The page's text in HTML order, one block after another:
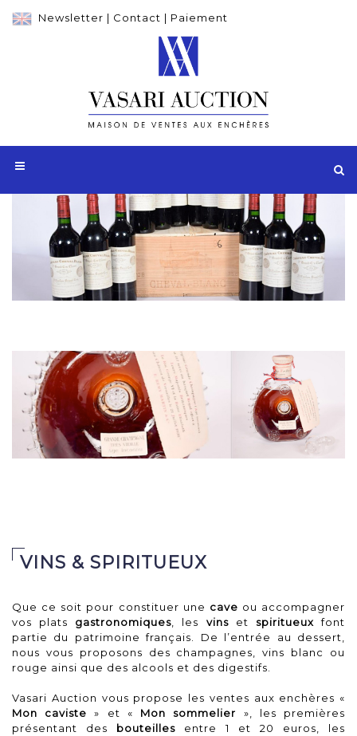
Newsletter | Contact | Paiement
VINS & SPIRITUEUX
Que ce soit pour constituer une cave ou accompagner
vos plats gastronomiques, les vinset spiritueuxfont
partie du patrimoine français. De l’entrée au dessert,
nous vous proposons des champagnes, vins blanc ou
rouge ainsi que des alcools et des digestifs.
Vasari Auction vous propose les ventes aux enchères «
Mon caviste » et « Mon sommelier », les premières
présentant des bouteilles entre 1 et 20 euros, les